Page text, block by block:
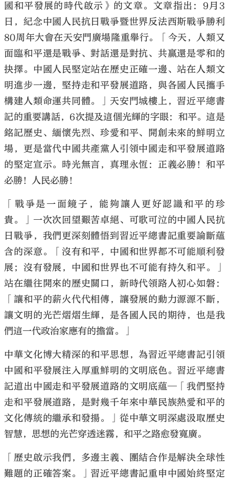
國和平發展的時代啟示》的文章。文章指出：9月3
日，紀念中國人民抗日戰爭暨世界反法西斯戰爭勝利
80周年大會在天安門廣場隆重舉行。「今天，人類又
面臨和平還是戰爭、對話還是對抗、共贏還是零和的
抉擇。中國人民堅定站在歷史正確一邊、站在人類文
明進步一邊，堅持走和平發展道路，與各國人民攜手
構建人類命運共同體。」天安門城樓上，習近平總書
記的重要講話，6次提及這個光輝的字眼：和平。這是
銘記歷史、緬懷先烈、珍愛和平、開創未來的鮮明立
場，更是當代中國共產黨人引領中國走和平發展道路
的堅定宣示。時光無言，真理永恆：正義必勝！和平
必勝！人民必勝！
「戰爭是一面鏡子，能夠讓人更好認識和平的珍
貴。」一次次回望艱苦卓絕、可歌可泣的中國人民抗
日戰爭，我們更深刻體悟到習近平總書記重要論斷蘊
含的深意。「沒有和平，中國和世界都不可能順利發
展；沒有發展，中國和世界也不可能有持久和平。」
站在繼往開來的歷史關口，新時代領路人初心如磐：
「讓和平的薪火代代相傳，讓發展的動力源源不斷，
讓文明的光芒熠熠生輝，是各國人民的期待，也是我
們這一代政治家應有的擔當。」
中華文化博大精深的和平思想，為習近平總書記引領
中國和平發展注入厚重鮮明的文明底色。習近平總書
記道出中國走和平發展道路的文明底蘊─「我們堅持
走和平發展道路，是對幾千年來中華民族熱愛和平的
文化傳統的繼承和發揚。」從中華文明深處汲取歷史
智慧，思想的光芒穿透迷霧，和平之路愈發寬廣。
「歷史啟示我們，多邊主義、團結合作是解決全球性
難題的正確答案。」習近平總書記重申中國始終堅定